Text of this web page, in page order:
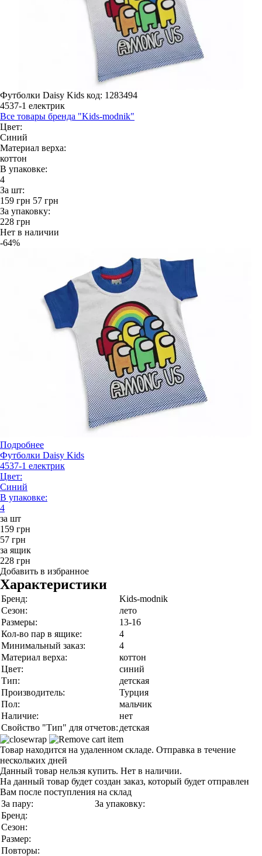
Футболки Daisy Kids код: 1283494
4537-1 електрик
Все товары бренда "Kids-modnik"
Цвет:
Синий
Материал верха:
коттон
В упаковке:
4
За шт:
159 грн 57 грн
За упаковку:
228 грн
Нет в наличии
-64%
Подробнее
Футболки Daisy Kids
4537-1 електрик
Цвет:
Синий
В упаковке:
4
за шт
159 грн
57 грн
за ящик
228 грн
Добавить в избранное
Характеристики
Бренд:
Kids-modnik
Сезон:
лето
Размеры:
13-16
Кол-во пар в ящике:
4
Минимальный заказ:
4
Материал верха:
коттон
Цвет:
синий
Тип:
детская
Производитель:
Турция
Пол:
мальчик
Наличие:
нет
Свойство "Тип" для отчетов: детская
Товар находится на удаленном складе. Отправка в течение
нескольких дней
Данный товар нельзя купить. Нет в наличии.
На данный товар будет создан заказ, который будет отправлен
Вам после поступления на склад
За пару:
За упаковку:
Бренд:
Сезон:
Размер:
Повторы: